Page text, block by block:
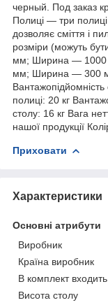
черный. Под заказ
Полиці — три полиці
дозволяє сміття і
розміри (можуть
мм; Ширина — 1000
мм; Ширина — 300
полиці: 20 кг
столу: 16 кг Вага
нашої продукції
Приховати
Характеристики
Основні атрибути
Виробник
Країна виробник
В комплект входить
Висота столу